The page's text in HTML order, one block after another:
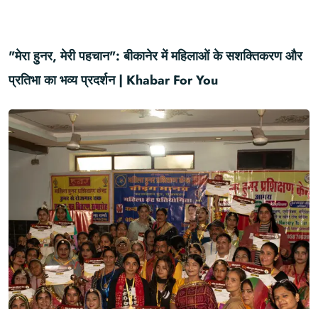
"मेरा हुनर, मेरी पहचान": बीकानेर में महिलाओं के सशक्तिकरण और
प्रतिभा का भव्य प्रदर्शन | Khabar For You